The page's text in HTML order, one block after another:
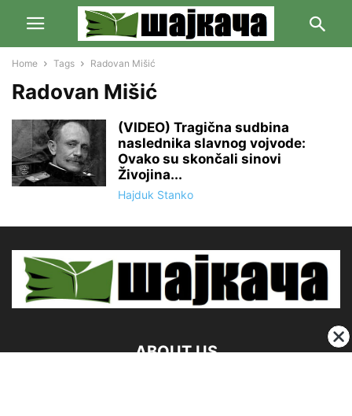
Home Tags Radovan Mišić
Radovan Mišić
(VIDEO) Tragična sudbina
naslednika slavnog vojvode:
Ovako su skončali sinovi
Živojina...
Hajduk Stanko
ABOUT US